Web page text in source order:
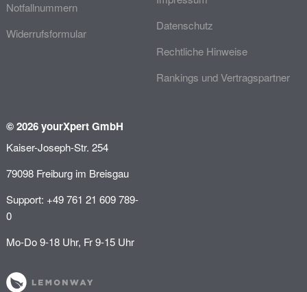
Notfallnummern
Widerrufsformular
Datenschutz
Rechtliche Hinweise
Rankings und Vertragspartner
© 2026 yourXpert GmbH
Kaiser-Joseph-Str. 254
79098 Freiburg im Breisgau
Support: +49 761 21 609 789-
0
Mo-Do 9-18 Uhr, Fr 9-15 Uhr